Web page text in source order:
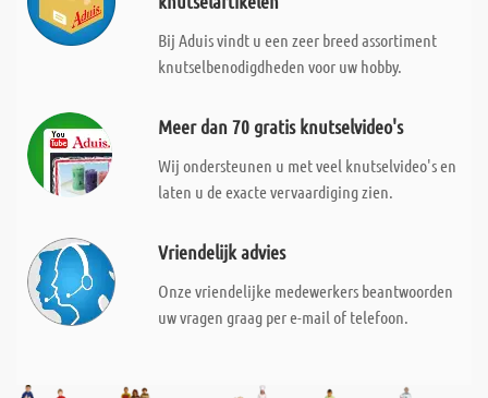
Bij Aduis vindt u een zeer breed assortiment
knutselbenodigdheden voor uw hobby.
Meer dan 70 gratis knutselvideo's
Wij ondersteunen u met veel knutselvideo's en
laten u de exacte vervaardiging zien.
Vriendelijk advies
Onze vriendelijke medewerkers beantwoorden
uw vragen graag per e-mail of telefoon.